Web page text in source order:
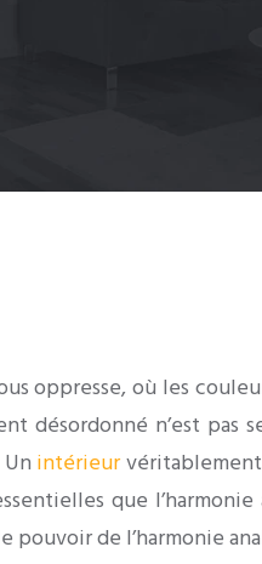
oppresse, où les
désordonné n’est
intérieur
que
de l’harmonie